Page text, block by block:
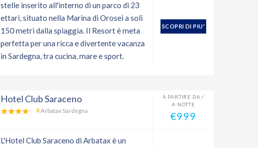
stelle inserito all'interno di un parco di 23
ettari, situato nella Marina di Orosei a soli
150 metri dalla spiaggia. Il Resort è meta
perfetta per una ricca e divertente vacanza
in Sardegna, tra cucina, mare e sport.
SCOPRI DI PIU'
Hotel Club Saraceno
Arbatax Sardegna
A PARTIRE DA /
A NOTTE
€999
L'Hotel Club Saraceno di Arbatax è un